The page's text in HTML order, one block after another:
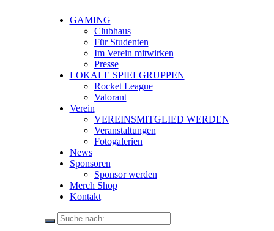
GAMING
Clubhaus
Für Studenten
Im Verein mitwirken
Presse
LOKALE SPIELGRUPPEN
Rocket League
Valorant
Verein
VEREINSMITGLIED WERDEN
Veranstaltungen
Fotogalerien
News
Sponsoren
Sponsor werden
Merch Shop
Kontakt